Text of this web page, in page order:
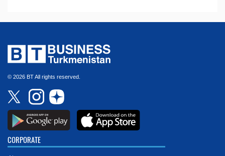
© 2026 BT All rights reserved.
CORPORATE